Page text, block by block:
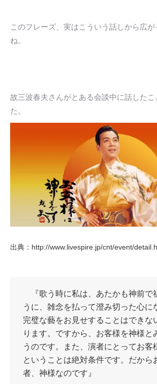
このフレーズ、実はこういう話しから広
ね。
故三波春夫さんがとある会談中に話したこ
た。
出典： http://www.livespire.jp/cnt/event/
『歌う時に私は、あたかも神前で
うに、雑念を払って澄み切った心に
完璧な藝をお見せすることはできな
ります。ですから、お客様を神様と
うのです。また、演者にとってお客
ということは絶対条件です。だから
者、神様なのです』